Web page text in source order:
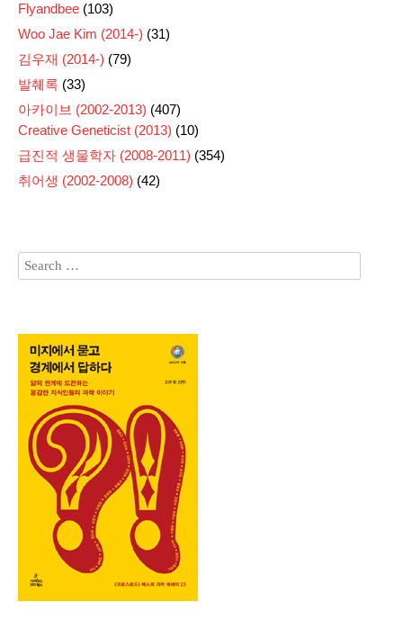
Flyandbee (103)
Woo Jae Kim (2014-) (31)
김우재 (2014-) (79)
발췌록 (33)
아카이브 (2002-2013) (407)
Creative Geneticist (2013) (10)
급진적 생물학자 (2008-2011) (354)
취어생 (2002-2008) (42)